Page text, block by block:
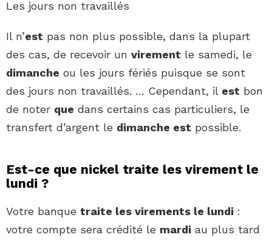
Les jours non travaillés
Il n’est pas non plus possible, dans la plupart
des cas, de recevoir un virement le samedi, le
dimanche ou les jours fériés puisque se sont
des jours non travaillés. … Cependant, il est bon
de noter que dans certains cas particuliers, le
transfert d’argent le dimanche est possible.
Est-ce que nickel traite les virement le
lundi ?
Votre banque traite les virements le lundi :
votre compte sera crédité le mardi au plus tard